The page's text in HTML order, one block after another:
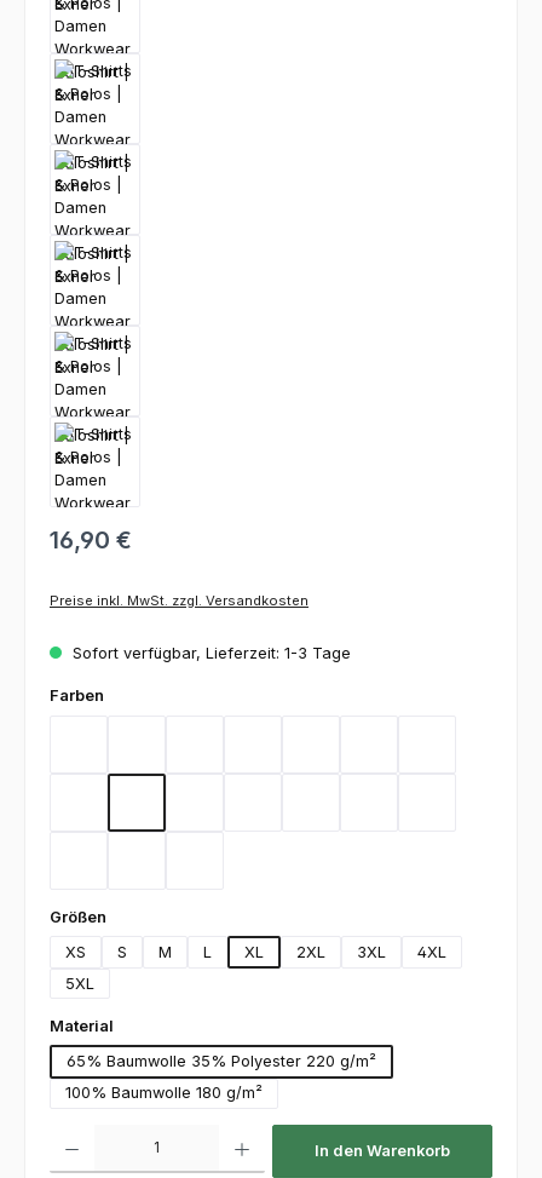
16,90 €
Preise inkl. MwSt. zzgl. Versandkosten
Sofort verfügbar, Lieferzeit: 1-3 Tage
Farben
Größen
XS
S M L XL 2XL 3XL
4XL
5XL
Material
65% Baumwolle 35% Polyester 220 g/m²
100% Baumwolle 180 g/m²
In den Warenkorb